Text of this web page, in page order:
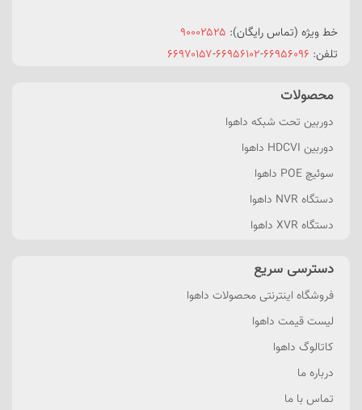
خط ویژه (تماس رایگان): ۹۰۰۰۲۵۲۵
تلفن: ۶۶۹۵۶۰۹۶-۶۶۹۵۶۱۰۲-۶۶۹۷۰۱۵۷
محصولات
دوربین تحت شبکه داهوا
دوربین HDCVI داهوا
سوئیچ POE داهوا
دستگاه NVR داهوا
دستگاه XVR داهوا
دسترسی سریع
فروشگاه اینترنتی محصولات داهوا
لیست قیمت داهوا
کاتالوگ داهوا
درباره ما
تماس با ما